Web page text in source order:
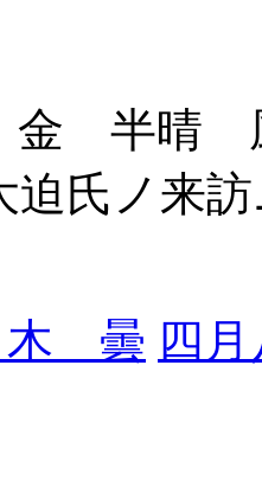
半晴
氏ノ来
木 曇 四